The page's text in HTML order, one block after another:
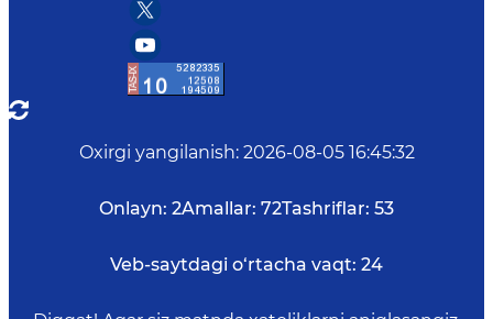
Oxirgi yangilanish: 2026-08-05 16:45:32
Onlayn: 2Amallar: 72Tashriflar: 53
Veb-saytdagi o‘rtacha vaqt: 24